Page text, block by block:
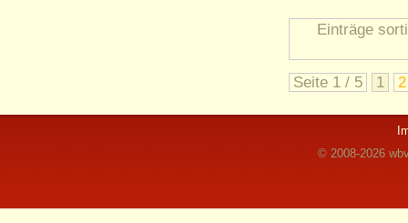
Einträge
Seite 1 / 5 1 2
© 2008-2026